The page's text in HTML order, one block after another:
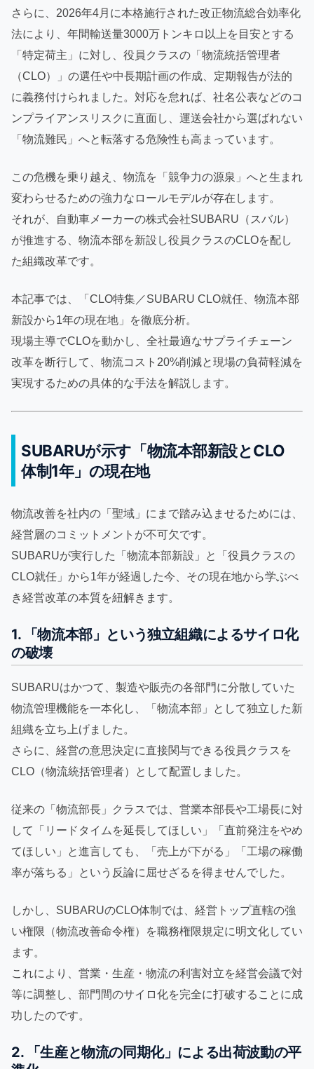
さらに、2026年4月に本格施行された改正物流総合効率化
法により、年間輸送量3000万トンキロ以上を目安とする
「特定荷主」に対し、役員クラスの「物流統括管理者
（CLO）」の選任や中長期計画の作成、定期報告が法的
に義務付けられました。対応を怠れば、社名公表などのコ
ンプライアンスリスクに直面し、運送会社から選ばれない
「物流難民」へと転落する危険性も高まっています。
この危機を乗り越え、物流を「競争力の源泉」へと生まれ
変わらせるための強力なロールモデルが存在します。
それが、自動車メーカーの株式会社SUBARU（スバル）
が推進する、物流本部を新設し役員クラスのCLOを配し
た組織改革です。
本記事では、「CLO特集／SUBARU CLO就任、物流本部
新設から1年の現在地」を徹底分析。
現場主導でCLOを動かし、全社最適なサプライチェーン
改革を断行して、物流コスト20%削減と現場の負荷軽減を
実現するための具体的な手法を解説します。
SUBARUが示す「物流本部新設とCLO
体制1年」の現在地
物流改善を社内の「聖域」にまで踏み込ませるためには、
経営層のコミットメントが不可欠です。
SUBARUが実行した「物流本部新設」と「役員クラスの
CLO就任」から1年が経過した今、その現在地から学ぶべ
き経営改革の本質を紐解きます。
1. 「物流本部」という独立組織によるサイロ化
の破壊
SUBARUはかつて、製造や販売の各部門に分散していた
物流管理機能を一本化し、「物流本部」として独立した新
組織を立ち上げました。
さらに、経営の意思決定に直接関与できる役員クラスを
CLO（物流統括管理者）として配置しました。
従来の「物流部長」クラスでは、営業本部長や工場長に対
して「リードタイムを延長してほしい」「直前発注をやめ
てほしい」と進言しても、「売上が下がる」「工場の稼働
率が落ちる」という反論に屈せざるを得ませんでした。
しかし、SUBARUのCLO体制では、経営トップ直轄の強
い権限（物流改善命令権）を職務権限規定に明文化してい
ます。
これにより、営業・生産・物流の利害対立を経営会議で対
等に調整し、部門間のサイロ化を完全に打破することに成
功したのです。
2. 「生産と物流の同期化」による出荷波動の平